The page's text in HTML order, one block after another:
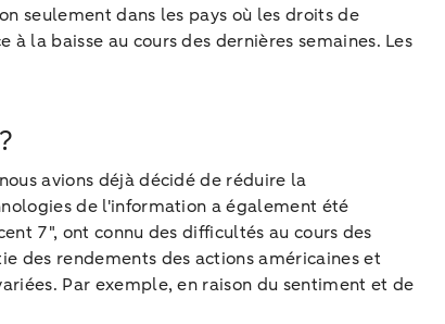
seulement dans les pays où les droits de
la baisse au cours des dernières semaines. Les
avions déjà décidé de réduire la
de l'information a également été
7", ont connu des difficultés au cours des
des rendements des actions américaines et
Par exemple, en raison du sentiment et de